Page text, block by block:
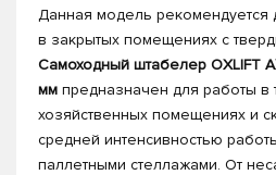
Данная модель рекомендуется
в закрытых помещениях с
Самоходный штабелер OXLIFT
мм предназначен для работы в
хозяйственных помещениях и
средней интенсивностью
паллетными стеллажами. От